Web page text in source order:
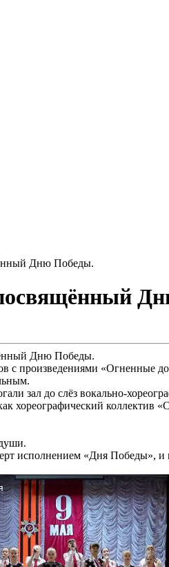
Дню Победы.
Дню Победы.
с произведениями «Огненные
зал до слёз вокально-
хореографический коллектив
исполнением «Дня Победы», и